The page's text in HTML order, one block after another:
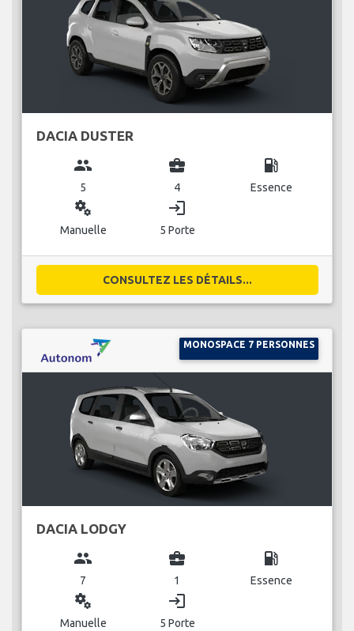
DACIA DUSTER
group
5
business_center
4
local_gas_station
Essence
miscellaneous_services
Manuelle
login
5 Porte
CONSULTEZ LES DÉTAILS...
MONOSPACE 7 PERSONNES
DACIA LODGY
group
7
business_center
1
local_gas_station
Essence
miscellaneous_services
Manuelle
login
5 Porte